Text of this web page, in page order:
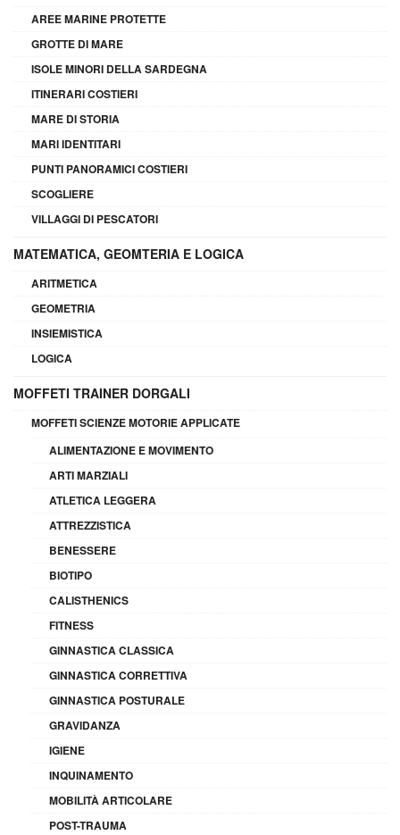
AREE MARINE PROTETTE
GROTTE DI MARE
ISOLE MINORI DELLA SARDEGNA
ITINERARI COSTIERI
MARE DI STORIA
MARI IDENTITARI
PUNTI PANORAMICI COSTIERI
SCOGLIERE
VILLAGGI DI PESCATORI
MATEMATICA, GEOMTERIA E LOGICA
ARITMETICA
GEOMETRIA
INSIEMISTICA
LOGICA
MOFFETI TRAINER DORGALI
MOFFETI SCIENZE MOTORIE APPLICATE
ALIMENTAZIONE E MOVIMENTO
ARTI MARZIALI
ATLETICA LEGGERA
ATTREZZISTICA
BENESSERE
BIOTIPO
CALISTHENICS
FITNESS
GINNASTICA CLASSICA
GINNASTICA CORRETTIVA
GINNASTICA POSTURALE
GRAVIDANZA
IGIENE
INQUINAMENTO
MOBILITÀ ARTICOLARE
POST-TRAUMA